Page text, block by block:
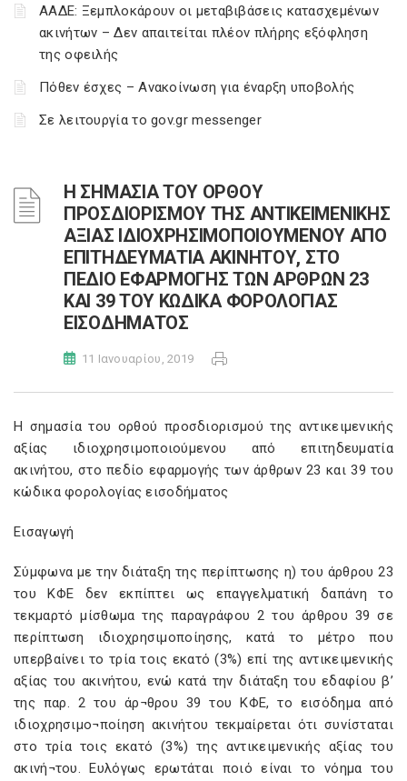
ΑΑΔΕ: Ξεμπλοκάρουν οι μεταβιβάσεις κατασχεμένων
ακινήτων – Δεν απαιτείται πλέον πλήρης εξόφληση
της οφειλής
Πόθεν έσχες – Ανακοίνωση για έναρξη υποβολής
Σε λειτουργία το gov.gr messenger
Η ΣΗΜΑΣΙΑ ΤΟΥ ΟΡΘΟΥ
ΠΡΟΣΔΙΟΡΙΣΜΟΥ ΤΗΣ ΑΝΤΙΚΕΙΜΕΝΙΚΗΣ
ΑΞΙΑΣ ΙΔΙΟΧΡΗΣΙΜΟΠΟΙΟΥΜΕΝΟΥ ΑΠΟ
ΕΠΙΤΗΔΕΥΜΑΤΙΑ ΑΚΙΝΗΤΟΥ, ΣΤΟ
ΠΕΔΙΟ ΕΦΑΡΜΟΓΗΣ ΤΩΝ ΑΡΘΡΩΝ 23
ΚΑΙ 39 ΤΟΥ ΚΩΔΙΚΑ ΦΟΡΟΛΟΓΙΑΣ
ΕΙΣΟΔΗΜΑΤΟΣ
11 Ιανουαρίου, 2019
Η σημασία του ορθού προσδιορισμού της αντικειμενικής
αξίας ιδιοχρησιμοποιούμενου από επιτηδευματία
ακινήτου, στο πεδίο εφαρμογής των άρθρων 23 και 39 του
κώδικα φορολογίας εισοδήματος
Εισαγωγή
Σύμφωνα με την διάταξη της περίπτωσης η) του άρθρου 23
του ΚΦΕ δεν εκπίπτει ως επαγγελματική δαπάνη το
τεκμαρτό μίσθωμα της παραγράφου 2 του άρθρου 39 σε
περίπτωση ιδιοχρησιμοποίησης, κατά το μέτρο που
υπερβαίνει το τρία τοις εκατό (3%) επί της αντικειμενικής
αξίας του ακινήτου, ενώ κατά την διάταξη του εδαφίου β’
της παρ. 2 του άρ¬θρου 39 του ΚΦΕ, το εισόδημα από
ιδιοχρησιμο¬ποίηση ακινήτου τεκμαίρεται ότι συνίσταται
στο τρία τοις εκατό (3%) της αντικειμενικής αξίας του
ακινή¬του. Ευλόγως ερωτάται ποιό είναι το νόημα του